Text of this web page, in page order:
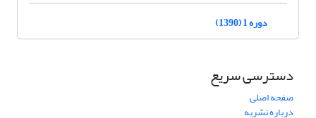
دوره 1 (1390)
دسترسی سریع
صفحه اصلی
درباره نشریه